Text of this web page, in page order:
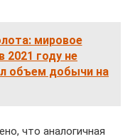
мировое
2021 году не
объем добычи на
что аналогичная